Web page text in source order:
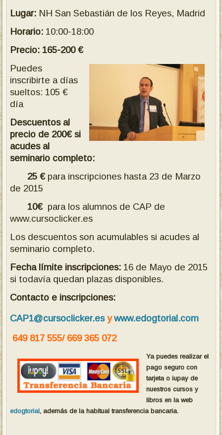
Lugar: NH San Sebastián de los Reyes, Madrid
Horario: 10:00-18:00
Precio: 165-200 €
Puedes
inscribirte a días
sueltos: 105 €
día
Descuentos al
precio de 200€ si
acudes al
seminario completo:
25 €para inscripciones hasta 23 de Marzo
de 2015
10€ para los alumnos de CAP de
www.cursoclicker.es
Los descuentos son acumulables si acudes al
seminario completo.
Fecha límite inscripciones: 16 de Mayo de 2015
si todavía quedan plazas disponibles.
Contacto e inscripciones:
CAP1@cursoclicker.esywww.edogtorial.com
649 817 555/ 669 365 072
Ya puedes realizar el
pago seguro con
tarjeta o iupay de
nuestros cursos y
libros en la web
edogtorial, además de la habitual transferencia bancaria.